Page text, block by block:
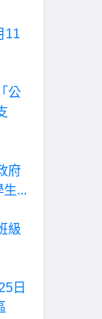
11
公
府
...
級
日